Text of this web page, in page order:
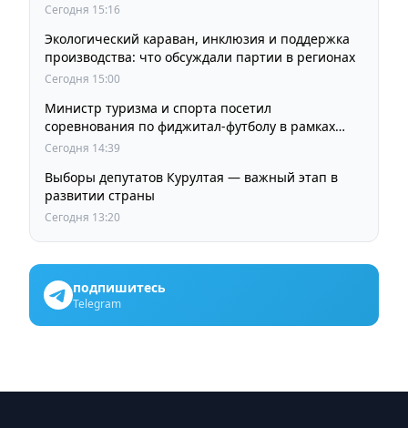
Сегодня 15:16
Экологический караван, инклюзия и поддержка
производства: что обсуждали партии в регионах
Сегодня 15:00
Министр туризма и спорта посетил
соревнования по фиджитал-футболу в рамках
«Игр Будущего 2026»
Сегодня 14:39
Выборы депутатов Курултая — важный этап в
развитии страны
Сегодня 13:20
подпишитесь
Telegram